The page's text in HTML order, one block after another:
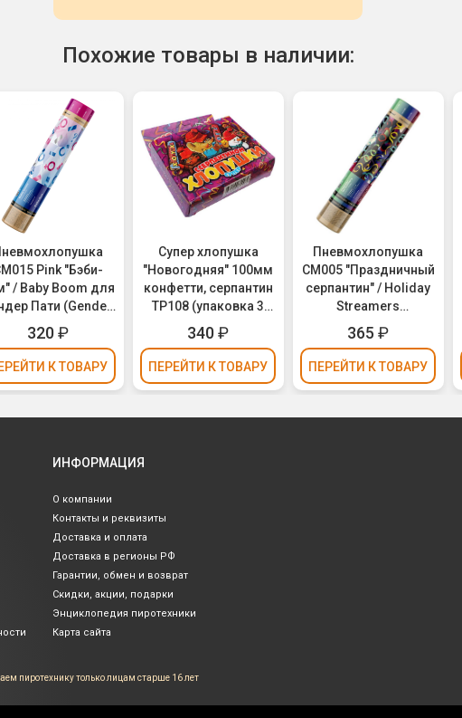
Похожие товары в наличии:
Pink "Бэби-
/ Baby Boom для
Пати (Gender
Party) (девочка,
фольга)
30см
320₽
К ТОВАРУ
Супер хлопушка
"Новогодняя" 100мм
конфетти, серпантин
ТР108 (упаковка 3
шт.)
340₽
ПЕРЕЙТИ К ТОВАРУ
Пневмохлопушка
CM005 "Праздничный
серпантин" / Holiday
Streamers
(серпантин, фольга)
30см
365 ₽
ПЕРЕЙТИ К ТОВАРУ
ИНФОРМАЦИЯ
О компании
Контакты и реквизиты
Доставка и оплата
Доставка в регионы РФ
Гарантии, обмен и возврат
Скидки, акции, подарки
Энциклопедия пиротехники
Карта сайта
пиротехнику только лицам старше 16 лет